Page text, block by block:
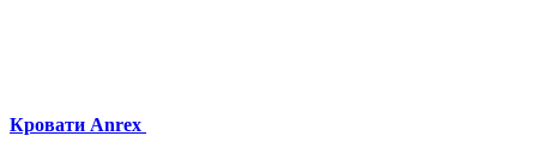
Кровати Anrex